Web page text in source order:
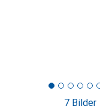
7 Bilder